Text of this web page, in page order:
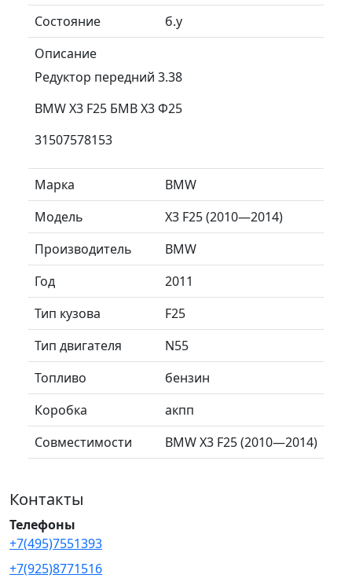
Состояние
б.у
Описание
Редуктор передний 3.38
BMW X3 F25 БМВ Х3 Ф25
31507578153
Марка
BMW
Модель
X3 F25 (2010—2014)
Производитель
BMW
Год
2011
Тип кузова
F25
Тип двигателя
N55
Топливо
бензин
Коробка
акпп
Совместимости
BMW X3 F25 (2010—2014)
Контакты
Телефоны
+7(495)7551393
+7(925)8771516